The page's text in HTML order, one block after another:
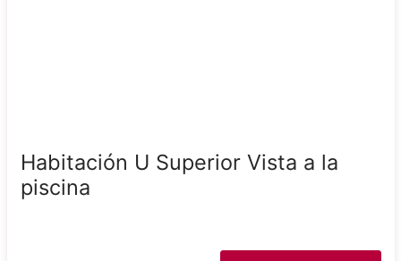
Habitación U Superior Vista a la
piscina